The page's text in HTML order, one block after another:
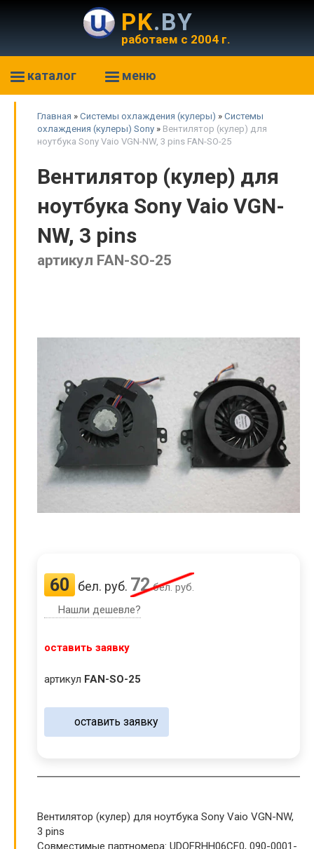
PK.BY
работаем с 2004 г.
каталог меню
Главная » Системы охлаждения (кулеры) » Системы
охлаждения (кулеры) Sony » Вентилятор (кулер) для
ноутбука Sony Vaio VGN-NW, 3 pins FAN-SO-25
Вентилятор (кулер) для
ноутбука Sony Vaio VGN-
NW, 3 pins
артикул FAN-SO-25
60 бел. руб. 72бел. руб.
Нашли дешевле?
оставить заявку
артикул FAN-SO-25
оставить заявку
Вентилятор (кулер) для ноутбука Sony Vaio VGN-NW,
3 pins
Совместимые партномера: UDQFRHH06CF0, 090-0001-